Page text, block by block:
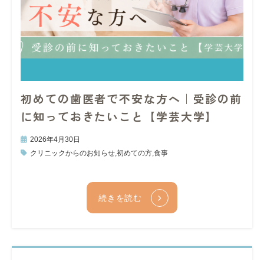
初めての歯医者で不安な方へ｜受診の前
に知っておきたいこと【学芸大学】
2026年4月30日
クリニックからのお知らせ,初めての方,食事
続きを読む